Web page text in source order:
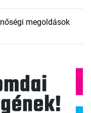
megoldások